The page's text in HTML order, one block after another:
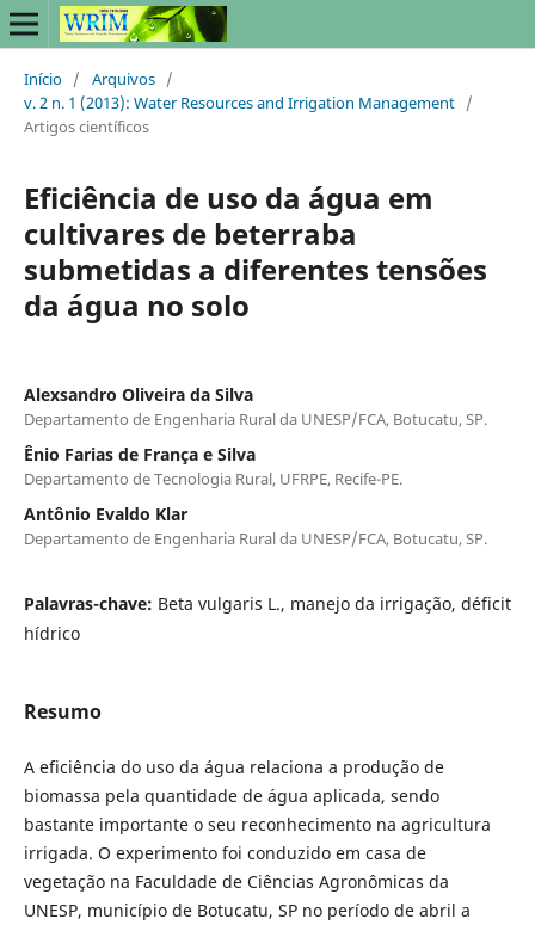
Início / Arquivos /
v. 2 n. 1 (2013): Water Resources and Irrigation Management /
Artigos científicos
Eficiência de uso da água em
cultivares de beterraba
submetidas a diferentes tensões
da água no solo
Alexsandro Oliveira da Silva
Departamento de Engenharia Rural da UNESP/FCA, Botucatu, SP.
Ênio Farias de França e Silva
Departamento de Tecnologia Rural, UFRPE, Recife-PE.
Antônio Evaldo Klar
Departamento de Engenharia Rural da UNESP/FCA, Botucatu, SP.
Palavras-chave: Beta vulgaris L., manejo da irrigação, déficit
hídrico
Resumo
A eficiência do uso da água relaciona a produção de
biomassa pela quantidade de água aplicada, sendo
bastante importante o seu reconhecimento na agricultura
irrigada. O experimento foi conduzido em casa de
vegetação na Faculdade de Ciências Agronômicas da
UNESP, município de Botucatu, SP no período de abril a